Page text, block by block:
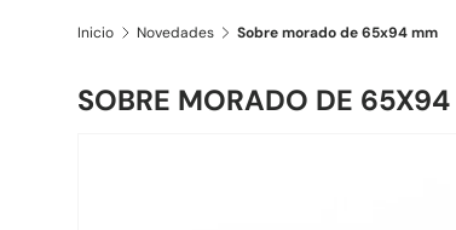
Inicio Novedades Sobre morado de 65x94 mm
SOBRE MORADO DE